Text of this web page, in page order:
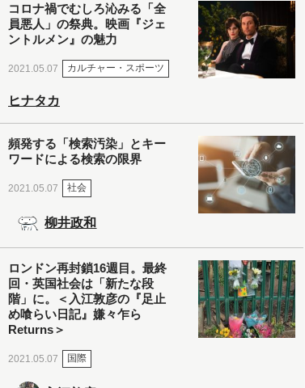
コロナ禍でむしろ沁みる「全
員悪人」の祭典。映画『ジェ
ントルメン』の魅力
2021.05.07 カルチャー・スポーツ
ヒナタカ
頻発する「検索汚染」とキー
ワードによる検索の限界
2021.05.07 社会
柳井政和
ロンドン再封鎖16週目。最終
回・英国社会は「新たな段
階」に。＜入江敦彦の『足止
め喰らい日記』嫌々乍ら
Returns＞
2021.05.07 国際